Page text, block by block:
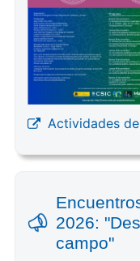
Actividades
2026:
campo"